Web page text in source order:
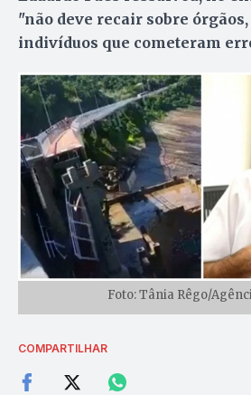
"não deve recair sobre
indivíduos que cometeram
Foto: Tânia Rêgo/
COMPARTILHAR